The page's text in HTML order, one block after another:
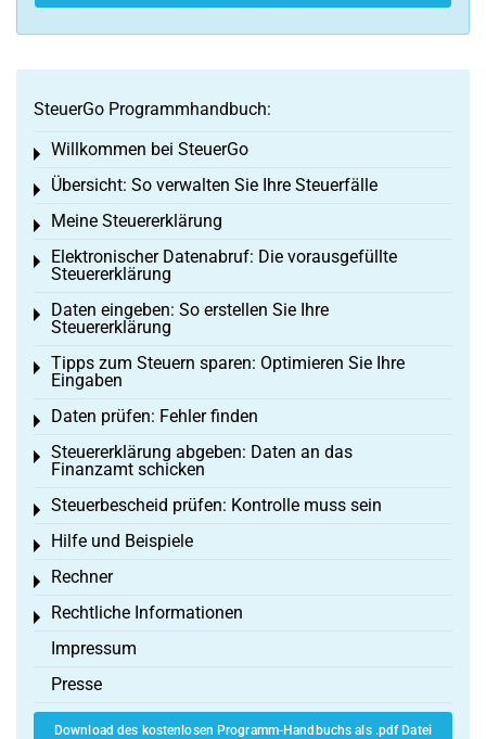
SteuerGo Programmhandbuch:
Willkommen bei SteuerGo
Toggle menu
Übersicht: So verwalten Sie Ihre Steuerfälle
Toggle menu
Meine Steuererklärung
Toggle menu
Elektronischer Datenabruf: Die vorausgefüllte
Steuererklärung
Toggle menu
Daten eingeben: So erstellen Sie Ihre
Steuererklärung
Toggle menu
Tipps zum Steuern sparen: Optimieren Sie Ihre
Eingaben
Toggle menu
Daten prüfen: Fehler finden
Toggle menu
Steuererklärung abgeben: Daten an das
Finanzamt schicken
Toggle menu
Steuerbescheid prüfen: Kontrolle muss sein
Toggle menu
Hilfe und Beispiele
Toggle menu
Rechner
Toggle menu
Rechtliche Informationen
Toggle menu
Impressum
Presse
Download des kostenlosen Programm-Handbuchs als .pdf Datei